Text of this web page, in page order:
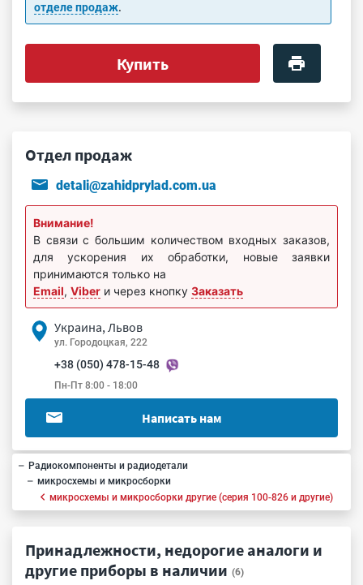
отделе продаж.
Купить
Отдел продаж
detali@zahidprylad.com.ua
Внимание!
В связи с большим количеством входных заказов,
для ускорения их обработки, новые заявки
принимаются только на
Email, Viber и через кнопку Заказать
Украина, Львов
ул. Городоцкая, 222
+38 (050) 478-15-48
Пн-Пт 8:00 - 18:00
Написать нам
Радиокомпоненты и радиодетали
микросхемы и микросборки
микросхемы и микросборки другие (серия 100-826 и другие)
Принадлежности, недорогие аналоги и
другие приборы в наличии (6)